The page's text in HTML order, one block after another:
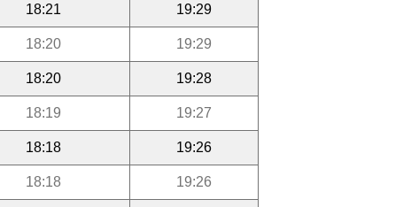
18:21 19:29
18:20 19:29
18:20 19:28
18:19 19:27
18:18 19:26
18:18 19:26